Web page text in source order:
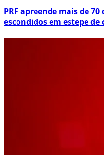
PRF apreende mais de
escondidos em estepe